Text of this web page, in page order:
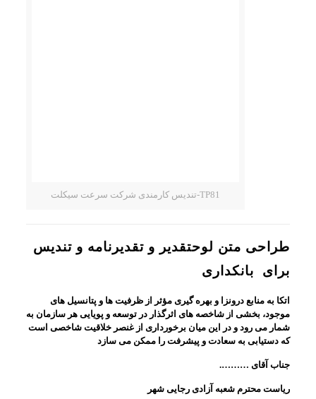
TP81-تندیس کارمندی شرکت سرعت سیکلت
طراحی متن لوحتقدیر و تقدیرنامه و تندیس
برای بانکداری
اتکا به منابع درونزا و بهره گیری مؤثر از ظرفیت ها و پتانسیل های
موجود، بخشی از شاخصه های اثرگذار در توسعه و پویایی هر سازمان به
شمار می رود و در این میان برخورداری از غنصر خلاقیت شاخصی است
که دستیابی به سعادت و پیشرفت را ممکن می سازد
جناب آقای ……….
ریاست محترم شعبه آزادی رجایی شهر